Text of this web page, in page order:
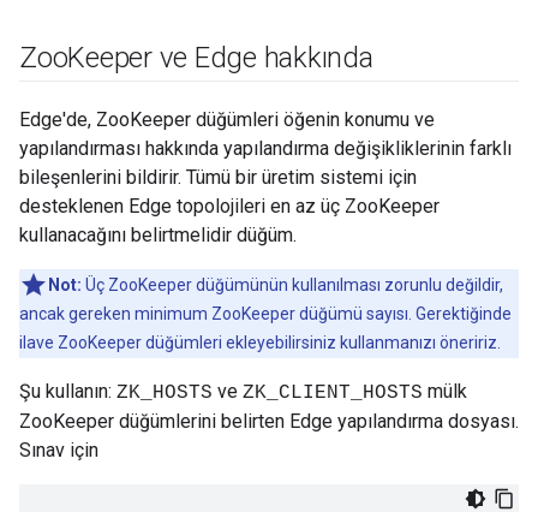
ZooKeeper ve Edge hakkında
Edge'de, ZooKeeper düğümleri öğenin konumu ve
yapılandırması hakkında yapılandırma değişikliklerinin farklı
bileşenlerini bildirir. Tümü bir üretim sistemi için
desteklenen Edge topolojileri en az üç ZooKeeper
kullanacağını belirtmelidir düğüm.
Not: Üç ZooKeeper düğümünün kullanılması zorunlu değildir,
ancak gereken minimum ZooKeeper düğümü sayısı. Gerektiğinde
ilave ZooKeeper düğümleri ekleyebilirsiniz kullanmanızı öneririz.
Şu kullanın: ZK_HOSTS ve ZK_CLIENT_HOSTS mülk
ZooKeeper düğümlerini belirten Edge yapılandırma dosyası.
Sınav için